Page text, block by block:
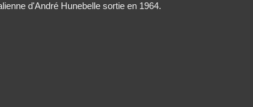
d'André Hunebelle sortie en 1964.